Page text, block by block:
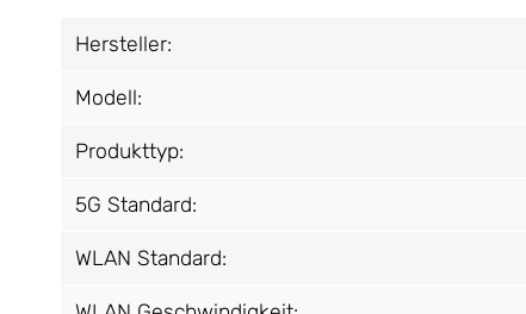
Hersteller:
Modell:
Produkttyp:
5G Standard:
WLAN Standard: